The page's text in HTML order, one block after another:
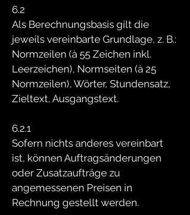
6.2
Als Berechnungsbasis gilt die
jeweils vereinbarte Grundlage, z. B.:
Normzeilen (à 55 Zeichen inkl.
Leerzeichen), Normseiten (à 25
Normzeilen), Wörter, Stundensatz,
Zieltext, Ausgangstext.
6.2.1
Sofern nichts anderes vereinbart
ist, können Auftragsänderungen
oder Zusatzaufträge zu
angemessenen Preisen in
Rechnung gestellt werden.